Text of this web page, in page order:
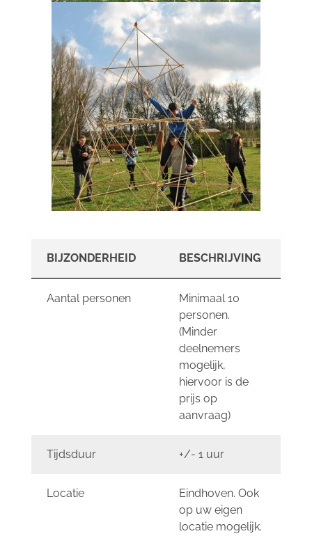
BIJZONDERHEID BESCHRIJVING
Aantal personen
Minimaal 10
personen.
(Minder
deelnemers
mogelijk,
hiervoor is de
prijs op
aanvraag)
Tijdsduur +/- 1 uur
Locatie
Eindhoven. Ook
op uw eigen
locatie mogelijk.